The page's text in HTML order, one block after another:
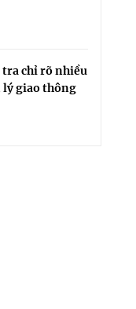
chỉ rõ nhiều
lý giao thông